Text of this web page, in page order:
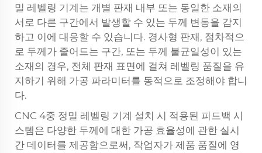
밀 레벨링 기계는 개별 판재 내부 또는 동일한 소재의
서로 다른 구간에서 발생할 수 있는 두께 변동을 감지
하고 이에 대응할 수 있습니다. 경사형 판재, 점차적으
로 두께가 줄어드는 구간, 또는 두께 불균일성이 있는
소재의 경우, 전체 판재 표면에 걸쳐 레벨링 품질을 유
지하기 위해 가공 파라미터를 동적으로 조정해야 합니
다.
CNC 4중 정밀 레벨링 기계 설치 시 적용된 피드백 시
스템은 다양한 두께에 대한 가공 효율성에 관한 실시
간 데이터를 제공함으로써, 작업자가 제품 품질에 영